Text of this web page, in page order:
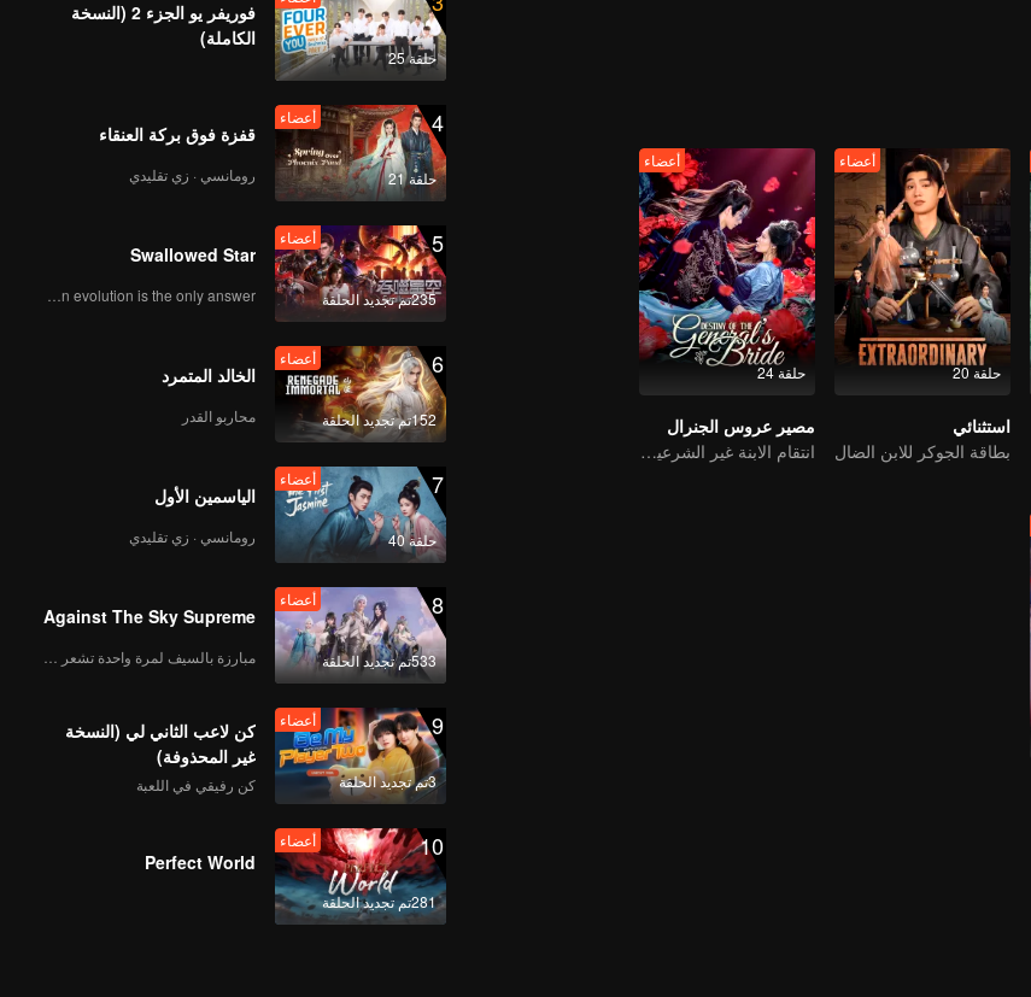
حلقة 20
أعضاء
استثنائي
بطاقة الجوكر للابن الضال
حلقة 24
أعضاء
مصير عروس الجنرال
انتقام الابنة غير الشرعية من تغيير الوجه
حلقة 25
فوريفر يو الجزء 2 (النسخة
الكاملة)
4
حلقة 21
أعضاء
قفزة فوق بركة العنقاء
رومانسي · زي تقليدي
5
235تم تجديد الحلقة
أعضاء
Swallowed Star
Human evolution is the only answer.
6
152تم تجديد الحلقة
أعضاء
الخالد المتمرد
محاربو القدر
7
حلقة 40
أعضاء
الياسمين الأول
رومانسي · زي تقليدي
8
533تم تجديد الحلقة
أعضاء
Against The Sky Supreme
9
3تم تجديد الحلقة
أعضاء
كن لاعب الثاني لي (النسخة
غير المحذوفة)
كن رفيقي في اللعبة
10
281تم تجديد الحلقة
أعضاء
Perfect World